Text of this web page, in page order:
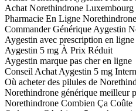
Achat Norethindrone Luxembourg
Pharmacie En Ligne
Commander Générique Aygestin
Aygestin avec prescription en ligne
Aygestin 5 mg À Prix Réduit
Aygestin marque pas cher en ligne
Conseil Achat Aygestin 5 mg
Où acheter des pilules de
Norethindrone générique meilleur
Norethindrone Combien Ça Coûte